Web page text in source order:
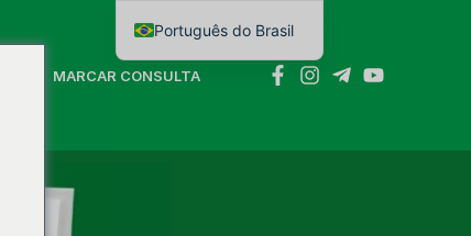
MARCAR CONSULTA
Português do Brasil
English